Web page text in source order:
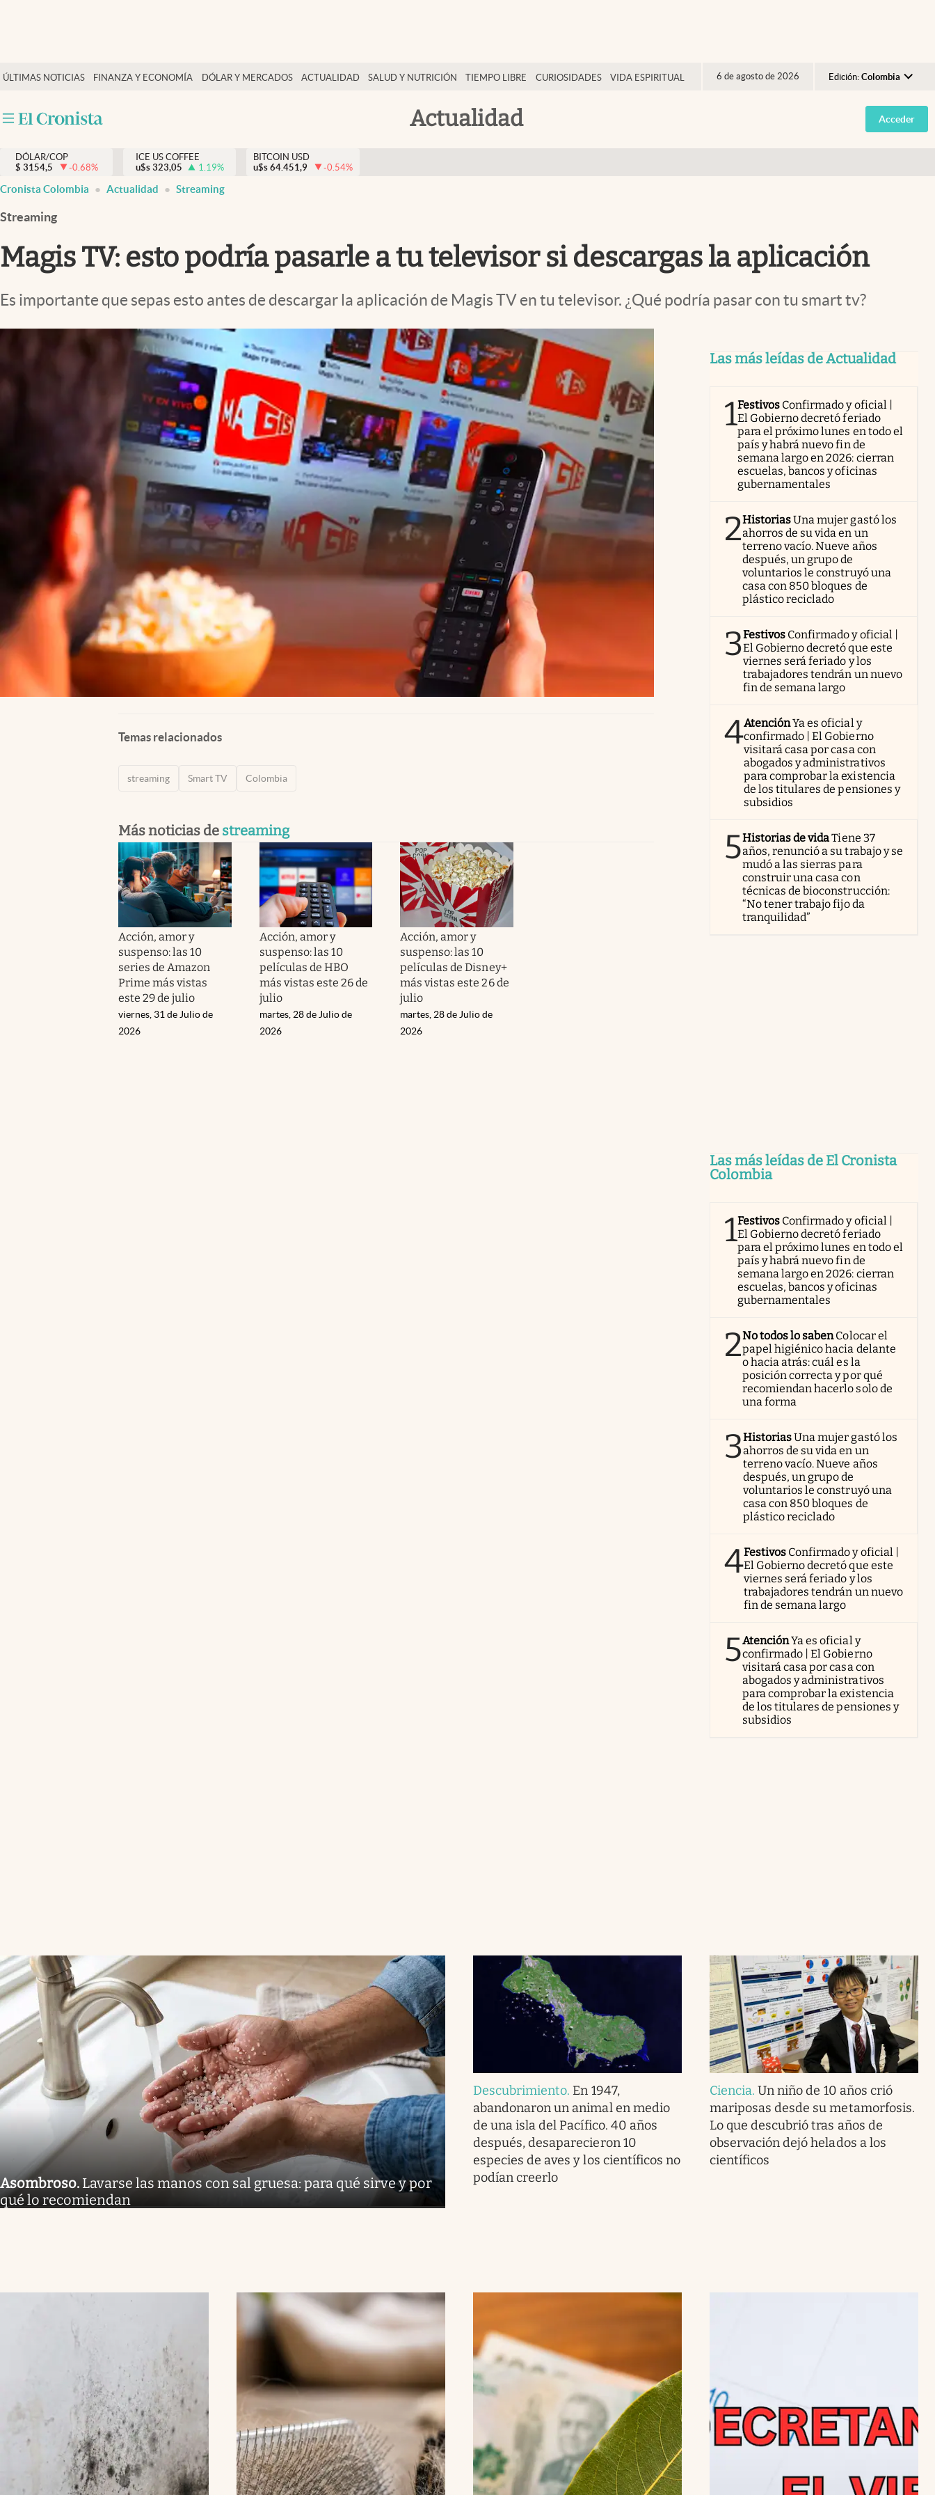
ÚLTIMAS NOTICIAS FINANZA Y ECONOMÍA DÓLAR Y MERCADOS ACTUALIDAD SALUD Y NUTRICIÓN TIEMPO LIBRE CURIOSIDADES VIDA ESPIRITUAL 6 de agosto de 2026 Edición: Colombia
Argentina
España
Actualidad
Salud y nutrición
Tiempo libre
Dólar y mercados
Curiosidades
Acceder
DÓLAR/COP
$ 3154,5 -0.68%
ICE US COFFEE
u$s 323,05 1.19%
BITCOIN USD
u$s 64.451,9 -0.54%
Cronista Colombia Actualidad Streaming
Streaming
Magis TV: esto podría pasarle a tu televisor si descargas la aplicación
Es importante que sepas esto antes de descargar la aplicación de Magis TV en tu televisor. ¿Qué podría pasar con tu smart tv?
Temas relacionados
streaming Smart TV Colombia
Más noticias de streaming
Acción, amor y
suspenso: las 10
series de Amazon
Prime más vistas
este 29 de julio
viernes, 31 de Julio de
2026
Acción, amor y
suspenso: las 10
películas de HBO
más vistas este 26 de
julio
martes, 28 de Julio de
2026
Acción, amor y
suspenso: las 10
películas de Disney+
más vistas este 26 de
julio
martes, 28 de Julio de
2026
Las más leídas de Actualidad
1Festivos Confirmado y oficial |
El Gobierno decretó feriado
para el próximo lunes en todo el
país y habrá nuevo fin de
semana largo en 2026: cierran
escuelas, bancos y oficinas
gubernamentales
2HistoriasUna mujer gastó los
ahorros de su vida en un
terreno vacío. Nueve años
después, un grupo de
voluntarios le construyó una
casa con 850 bloques de
plástico reciclado
3Festivos Confirmado y oficial |
El Gobierno decretó que este
viernes será feriado y los
trabajadores tendrán un nuevo
fin de semana largo
4AtenciónYa es oficial y
confirmado | El Gobierno
visitará casa por casa con
abogados y administrativos
para comprobar la existencia
de los titulares de pensiones y
subsidios
5Historias de vidaTiene 37
años, renunció a su trabajo y se
mudó a las sierras para
construir una casa con
técnicas de bioconstrucción:
“No tener trabajo fijo da
tranquilidad”
Las más leídas de El Cronista
Colombia
1Festivos Confirmado y oficial |
El Gobierno decretó feriado
para el próximo lunes en todo el
país y habrá nuevo fin de
semana largo en 2026: cierran
escuelas, bancos y oficinas
gubernamentales
2No todos lo sabenColocar el
papel higiénico hacia delante
o hacia atrás: cuál es la
posición correcta y por qué
recomiendan hacerlo solo de
una forma
3HistoriasUna mujer gastó los
ahorros de su vida en un
terreno vacío. Nueve años
después, un grupo de
voluntarios le construyó una
casa con 850 bloques de
plástico reciclado
4Festivos Confirmado y oficial |
El Gobierno decretó que este
viernes será feriado y los
trabajadores tendrán un nuevo
fin de semana largo
5AtenciónYa es oficial y
confirmado | El Gobierno
visitará casa por casa con
abogados y administrativos
para comprobar la existencia
de los titulares de pensiones y
subsidios
Asombroso. Lavarse las manos con sal gruesa: para qué sirve y por
qué lo recomiendan
Descubrimiento. En 1947,
abandonaron un animal en medio
de una isla del Pacífico. 40 años
después, desaparecieron 10
especies de aves y los científicos no
podían creerlo
Ciencia.Un niño de 10 años crió
mariposas desde su metamorfosis.
Lo que descubrió tras años de
observación dejó helados a los
científicos